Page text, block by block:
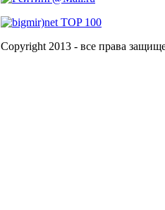
Copyright 2013 - все права